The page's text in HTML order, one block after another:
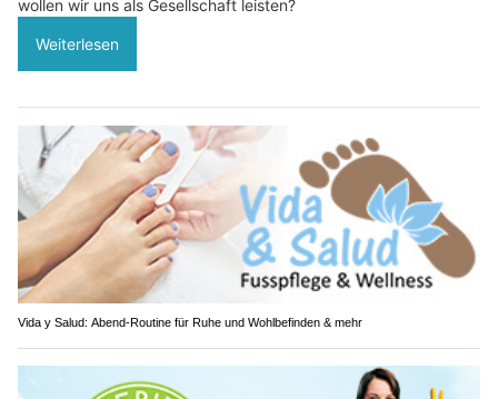
wollen wir uns als Gesellschaft leisten?
Weiterlesen
Vida y Salud: Abend-Routine für Ruhe und Wohlbefinden & mehr